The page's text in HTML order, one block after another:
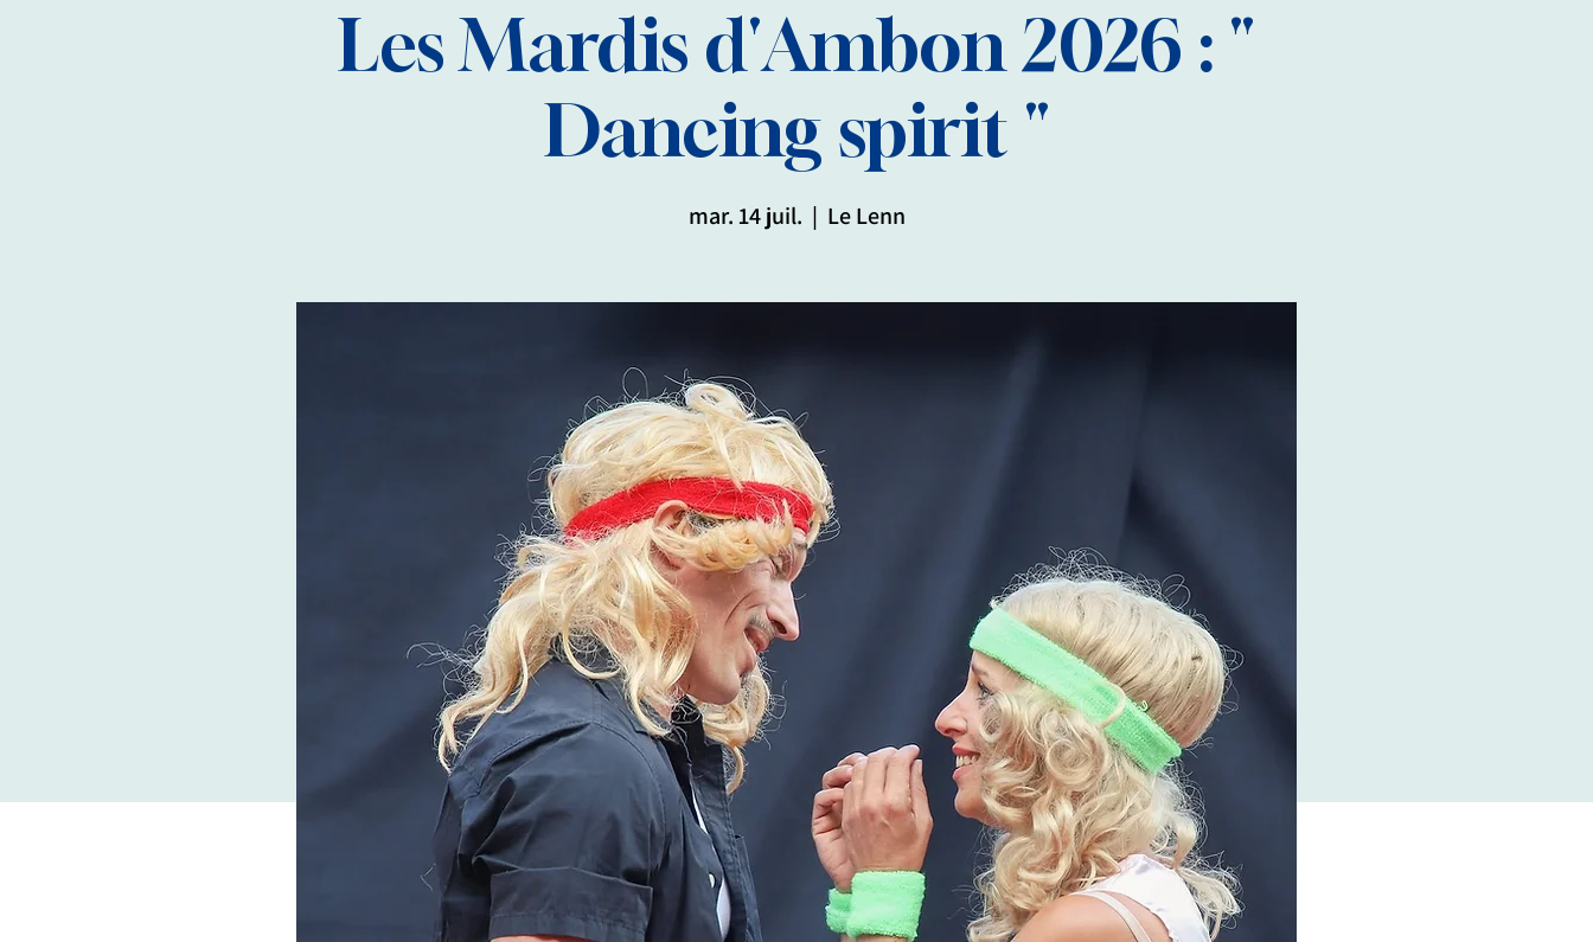
Les Mardis d'Ambon 2026 : "
Dancing spirit "
mar. 14 juil.
  |
Le Lenn